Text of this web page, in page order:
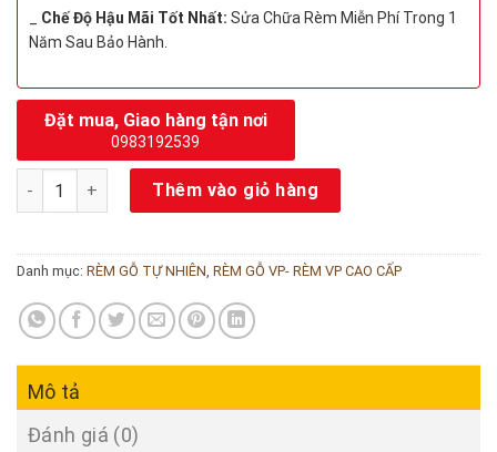
Chế Độ Hậu Mãi Tốt Nhất: Sửa Chữa Rèm Miễn Phí Trong 1
Năm Sau Bảo Hành.
Đặt mua, Giao hàng tận nơi
0983192539
Rèm gỗ cao cấp phòng khách số lượng
Thêm vào giỏ hàng
Danh mục: RÈM GỖ TỰ NHIÊN, RÈM GỖ VP- RÈM VP CAO CẤP
Mô tả
Đánh giá (0)